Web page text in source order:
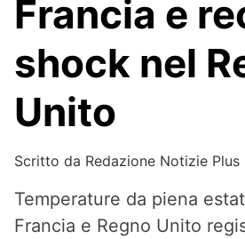
Francia e
shock nel
Unito
Scritto da Redazione Notizie Plus
Temperature da piena
Francia e Regno Unito